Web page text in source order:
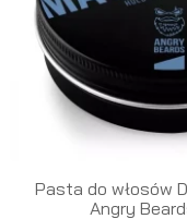
Pasta do włosów
Angry